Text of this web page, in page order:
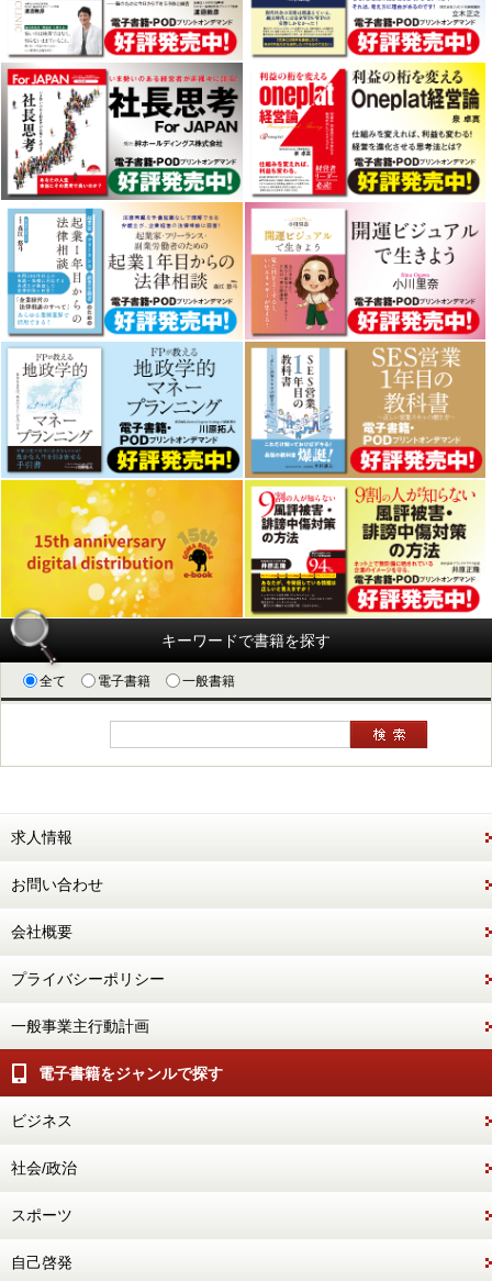
キーワードで書籍を探す
全て 電子書籍 一般書籍
求人情報
お問い合わせ
会社概要
プライバシーポリシー
一般事業主行動計画
電子書籍をジャンルで探す
ビジネス
社会/政治
スポーツ
自己啓発